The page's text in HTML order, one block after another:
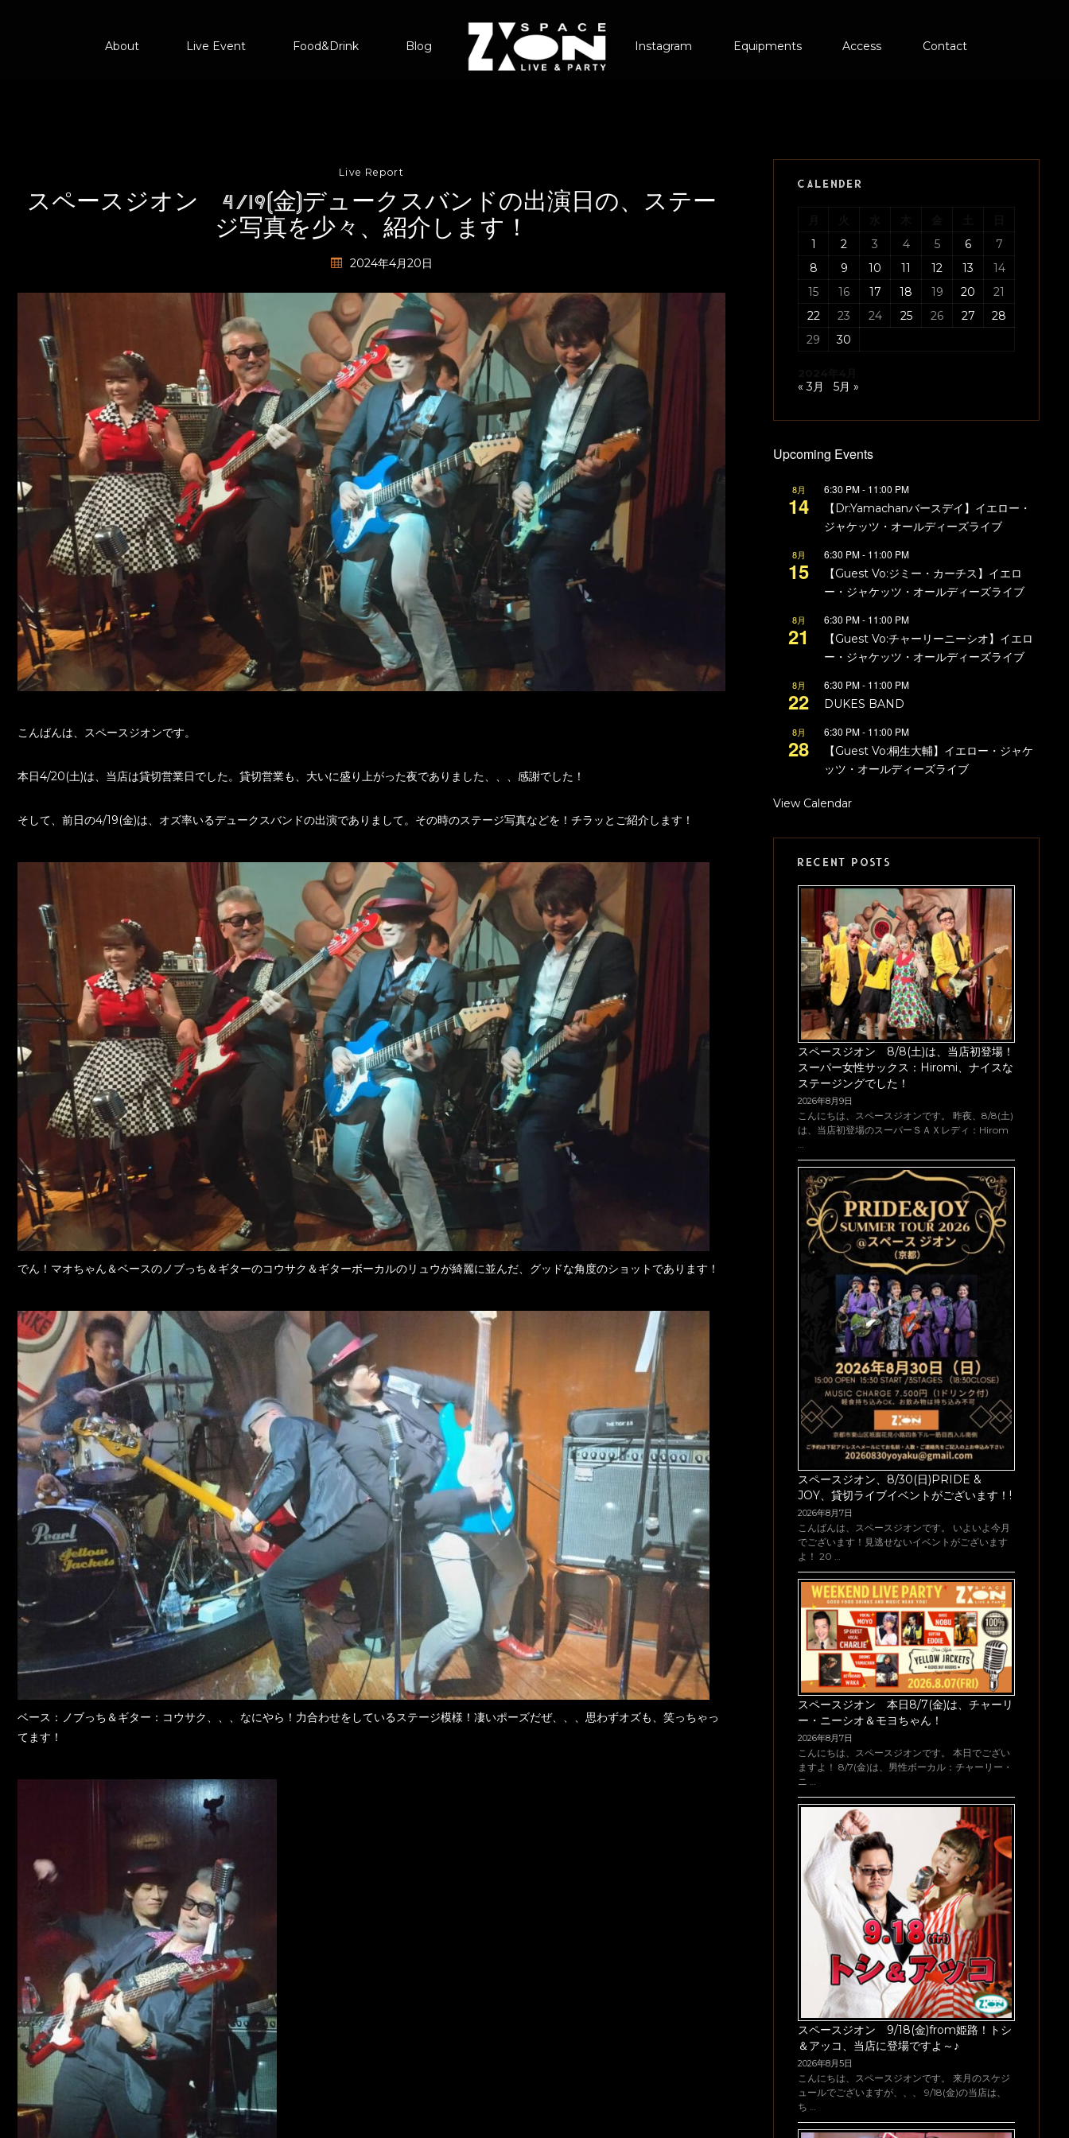
About Live Event Food&Drink Blog Instagram Equipments Access Contact
Live Report
スペースジオン 4/19(金)デュークスバンドの出演日の、ステー
ジ写真を少々、紹介します！
2024年4月20日
こんばんは、スペースジオンです。
本日4/20(土)は、当店は貸切営業日でした。貸切営業も、大いに盛り上がった夜でありました、、、感謝でした！
そして、前日の4/19(金)は、オズ率いるデュークスバンドの出演でありまして。その時のステージ写真などを！チラッとご紹介します！
でん！マオちゃん＆ベースのノブっち＆ギターのコウサク＆ギターボーカルのリュウが綺麗に並んだ、グッドな角度のショットであります！
ベース：ノブっち＆ギター：コウサク、、、なにやら！力合わせをしているステージ模様！凄いポーズだぜ、、、思わずオズも、笑っちゃっ
てます！
CALENDER
1
2 3 4 5 6
7
8
9 10 11 12 13
14
15
16 17 18 19 20
21
22
23 24 25 26 27
28
29
30
« 3月 5月 »
Upcoming Events
8月
14
6:30 PM- 11:00 PM
【Dr:Yamachanバースデイ】イエロー・
ジャケッツ・オールディーズライブ
8月
15
6:30 PM- 11:00 PM
【Guest Vo:ジミー・カーチス】イエロ
ー・ジャケッツ・オールディーズライブ
8月
21
6:30 PM- 11:00 PM
【Guest Vo:チャーリーニーシオ】イエロ
ー・ジャケッツ・オールディーズライブ
8月
22
6:30 PM- 11:00 PM
DUKES BAND
8月
28
6:30 PM- 11:00 PM
【Guest Vo:桐生大輔】イエロー・ジャケ
ッツ・オールディーズライブ
View Calendar
RECENT POSTS
スペースジオン 8/8(土)は、当店初登場！
スーパー女性サックス：Hiromi、ナイスな
ステージングでした！
2026年8月9日
こんにちは、スペースジオンです。 昨夜、8/8(土)
は、当店初登場のスーパーＳＡＸレディ：Hirom
スペースジオン、8/30(日)PRIDE &
JOY、貸切ライブイベントがございます！!
2026年8月7日
こんばんは、スペースジオンです。 いよいよ今月
でございます！見逃せないイベントがございます
よ！ 20 …
スペースジオン 本日8/7(金)は、チャーリ
ー・ニーシオ＆モヨちゃん！
2026年8月7日
こんにちは、スペースジオンです。 本日でござい
ますよ！ 8/7(金)は、男性ボーカル：チャーリー・
ニ …
スペースジオン 9/18(金)from姫路！トシ
＆アッコ、当店に登場ですよ～♪
2026年8月5日
こんにちは、スペースジオンです。 来月のスケジ
ュールでございますが、、、 9/18(金)の当店は、
ち …